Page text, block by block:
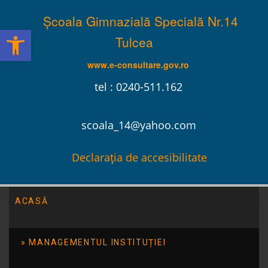
Școala Gimnazială Specială Nr.14
Tulcea
www.e-consultare.gov.ro
tel : 0240-511.162
scoala_14@yahoo.com
Declarația de accesibilitate
ACASĂ
MANAGEMENTUL INSTITUȚIEI
Program
Deschide bara de unelte